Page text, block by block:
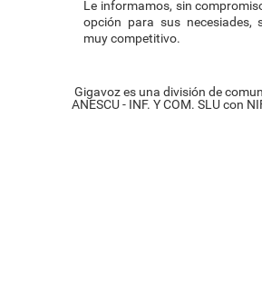
Le informamos, sin
opción para sus necesiades,
muy competitivo.
Gigavoz es una división de
ANESCU - INF. Y COM. SLU con